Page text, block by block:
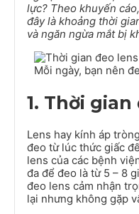
lực? Theo khuyến
đây là khoảng thời
và ngăn ngừa mắt bị
Mỗi ngày, bạn nên
1. Thời
Lens hay kính áp
đeo từ lúc thức giấc
lens của các bệnh
đa để đeo là từ 5 – 8
đeo lens cảm nhận
lại nhưng không gặp